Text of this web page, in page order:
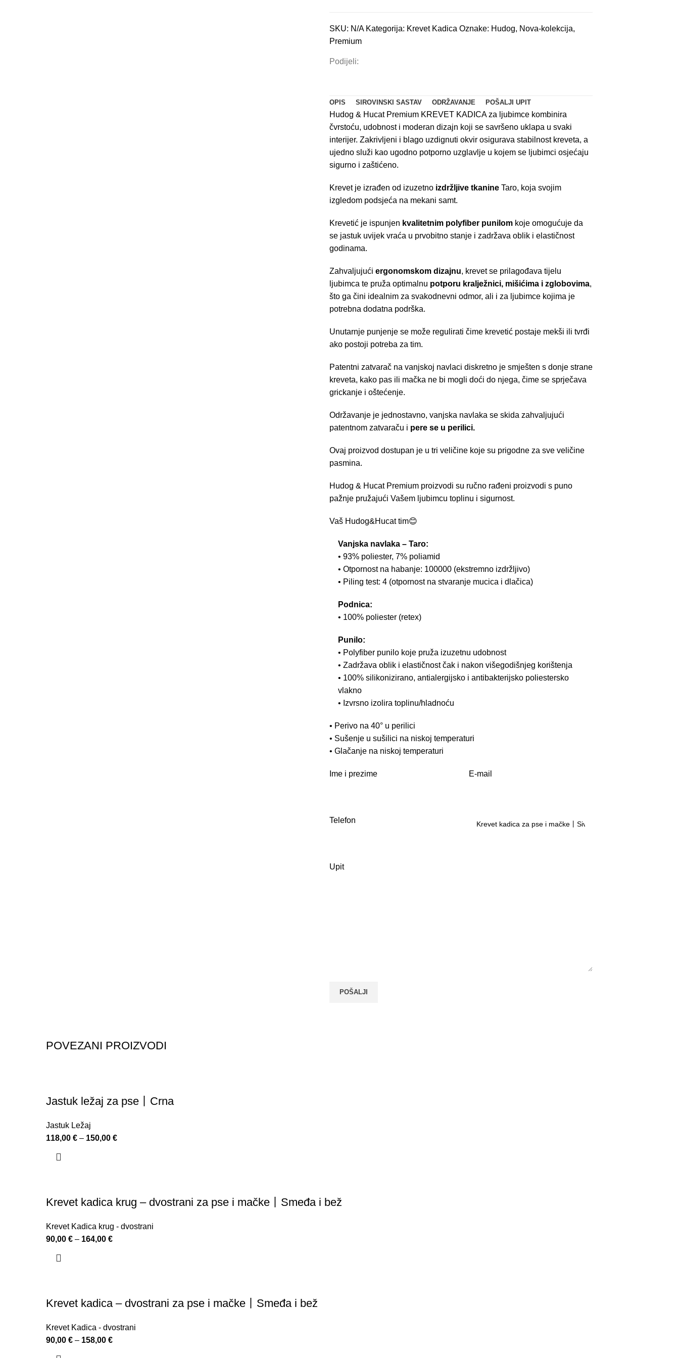
SKU: N/A Kategorija: Krevet Kadica Oznake: Hudog, Nova-kolekcija,
Premium
Podijeli:
OPIS SIROVINSKI SASTAV ODRŽAVANJE POŠALJI UPIT
Hudog & Hucat Premium KREVET KADICA za ljubimce kombinira
čvrstoću, udobnost i moderan dizajn koji se savršeno uklapa u svaki
interijer. Zakrivljeni i blago uzdignuti okvir osigurava stabilnost kreveta, a
ujedno služi kao ugodno potporno uzglavlje u kojem se ljubimci osjećaju
sigurno i zaštićeno.
Krevet je izrađen od izuzetno izdržljive tkanine Taro, koja svojim
izgledom podsjeća na mekani samt.
Krevetić je ispunjen kvalitetnim polyfiber punilom koje omogućuje da
se jastuk uvijek vraća u prvobitno stanje i zadržava oblik i elastičnost
godinama.
Zahvaljujući ergonomskom dizajnu, krevet se prilagođava tijelu
ljubimca te pruža optimalnu potporu kralježnici, mišićima i zglobovima,
što ga čini idealnim za svakodnevni odmor, ali i za ljubimce kojima je
potrebna dodatna podrška.
Unutarnje punjenje se može regulirati čime krevetić postaje mekši ili tvrđi
ako postoji potreba za tim.
Patentni zatvarač na vanjskoj navlaci diskretno je smješten s donje strane
kreveta, kako pas ili mačka ne bi mogli doći do njega, čime se sprječava
grickanje i oštećenje.
Održavanje je jednostavno, vanjska navlaka se skida zahvaljujući
patentnom zatvaraču i pere se u perilici.
Ovaj proizvod dostupan je u tri veličine koje su prigodne za sve veličine
pasmina.
Hudog & Hucat Premium proizvodi su ručno rađeni proizvodi s puno
pažnje pružajući Vašem ljubimcu toplinu i sigurnost.
Vaš Hudog&Hucat tim😊
Vanjska navlaka – Taro:
• 93% poliester, 7% poliamid
• Otpornost na habanje: 100000 (ekstremno izdržljivo)
• Piling test: 4 (otpornost na stvaranje mucica i dlačica)
Podnica:
• 100% poliester (retex)
Punilo:
• Polyfiber punilo koje pruža izuzetnu udobnost
• Zadržava oblik i elastičnost čak i nakon višegodišnjeg korištenja
• 100% silikonizirano, antialergijsko i antibakterijsko poliestersko
vlakno
• Izvrsno izolira toplinu/hladnoću
• Perivo na 40° u perilici
• Sušenje u sušilici na niskoj temperaturi
• Glačanje na niskoj temperaturi
Ime i prezime E-mail
Telefon
Upit
POVEZANI PROIZVODI
Jastuk ležaj za pse丨Crna
Jastuk Ležaj
118,00 € – 150,00 €
Krevet kadica krug – dvostrani za pse i mačke丨Smeđa i bež
Krevet Kadica krug - dvostrani
90,00 € – 164,00 €
Krevet kadica – dvostrani za pse i mačke丨Smeđa i bež
Krevet Kadica - dvostrani
90,00 € – 158,00 €